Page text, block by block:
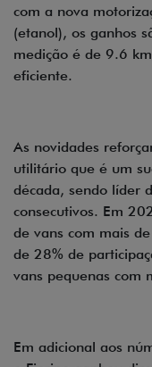
com a nova
(etanol), os ganhos
medição é de 9.6
eficiente.
As novidades
utilitário que é um
década, sendo líder
consecutivos. Em
de vans com mais
de 28% de
vans pequenas com
Em adicional aos